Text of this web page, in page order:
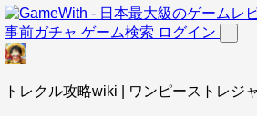
事前ガチャ ゲーム検索 ログイン
トレクル攻略wiki | ワンピーストレジ